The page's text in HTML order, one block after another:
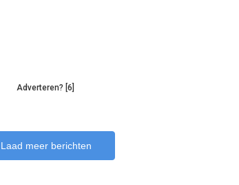
Adverteren? [6]
Laad meer berichten